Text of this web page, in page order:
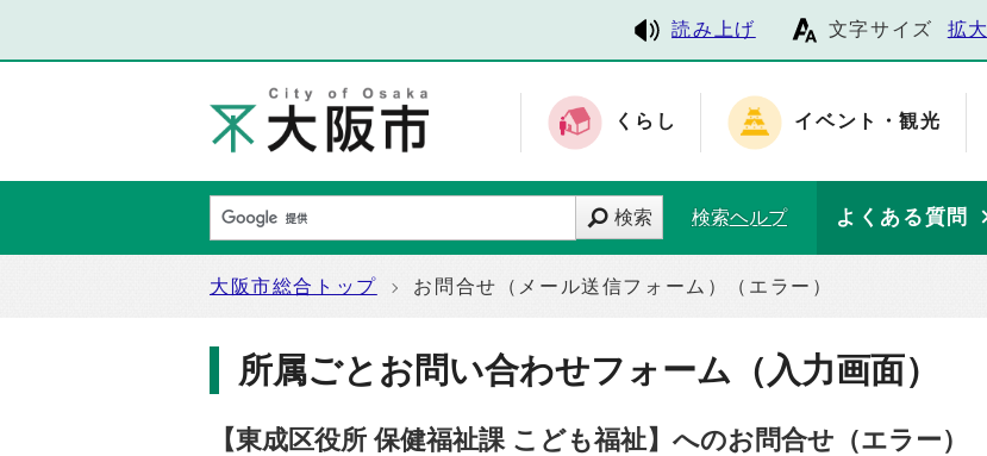
読み上げ 文字サイズ 拡大
くらし イベント・観光
検索 検索ヘルプ よくある質問
大阪市総合トップ お問合せ（メール送信フォーム）（エラー）
所属ごとお問い合わせフォーム（入力画面）
【東成区役所 保健福祉課 こども福祉】へのお問合せ（エラー）